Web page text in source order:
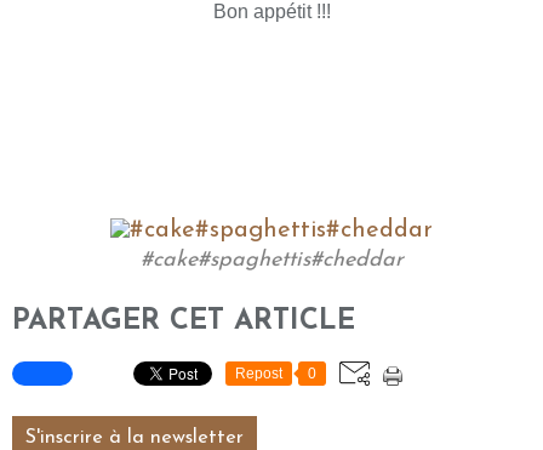
Bon appétit !!!
#cake#spaghettis#cheddar
PARTAGER CET ARTICLE
Repost 0
S'inscrire à la newsletter